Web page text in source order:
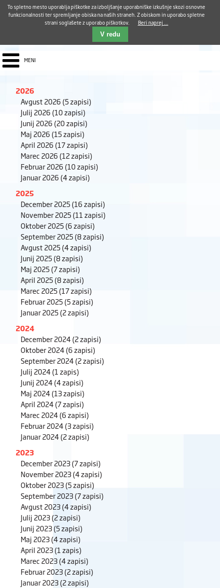
E-pošta ZUDV
Iskalnik
MENI
2026
Avgust 2026 (5 zapisi)
Julij 2026 (10 zapisi)
Junij 2026 (20 zapisi)
Maj 2026 (15 zapisi)
April 2026 (17 zapisi)
Marec 2026 (12 zapisi)
Februar 2026 (10 zapisi)
Januar 2026 (4 zapisi)
2025
December 2025(16 zapisi)
November 2025(11 zapisi)
Oktober 2025(6 zapisi)
September 2025(8 zapisi)
Avgust 2025(4 zapisi)
Junij 2025(8 zapisi)
Maj 2025(7 zapisi)
April 2025(8 zapisi)
Marec 2025(17 zapisi)
Februar 2025(5 zapisi)
Januar 2025(2 zapisi)
2024
December 2024(2 zapisi)
Oktober 2024(6 zapisi)
September 2024(2 zapisi)
Julij 2024(1 zapis)
Junij 2024(4 zapisi)
Maj 2024(13 zapisi)
April 2024(7 zapisi)
Marec 2024(6 zapisi)
Februar 2024(3 zapisi)
Januar 2024(2 zapisi)
2023
December 2023(7 zapisi)
November 2023(4 zapisi)
Oktober 2023(5 zapisi)
September 2023(7 zapisi)
Avgust 2023(4 zapisi)
Julij 2023(2 zapisi)
Junij 2023(5 zapisi)
Maj 2023(4 zapisi)
April 2023(1 zapis)
Marec 2023(4 zapisi)
Februar 2023(2 zapisi)
Januar 2023(2 zapisi)
To spletno mesto uporablja piškotke za izboljšanje uporabniške izkušnje skozi osnovne
funkcionalnosti ter spremljanje obiska na naših straneh. Z obiskom in uporabo spletne
strani soglašete z uporabo piškotkov.
Beri naprej ...
V redu